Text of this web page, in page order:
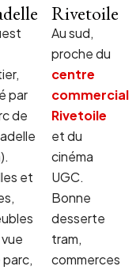
par
de
et
parc,
Rivetoile
Au sud,
proche du
centre
commercial
Rivetoile
et du
cinéma
UGC.
Bonne
desserte
tram,
commerces